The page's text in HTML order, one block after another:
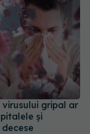
gripal ar
și